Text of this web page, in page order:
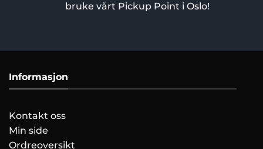
bruke vårt Pickup Point i Oslo!
Informasjon
Kontakt oss
Min side
Ordreoversikt